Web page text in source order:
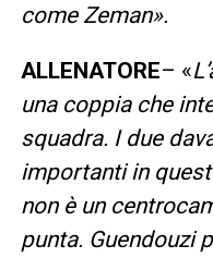
come Zeman».
ALLENATORE– «
una coppia che
squadra. I due
importanti in
non è un
punta. Guendouzi